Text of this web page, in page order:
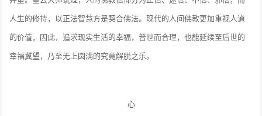
人生的修持，以正法智慧方是契合佛法。现代的人间佛教更加重视人道
的价值，因此，追求现实生活的幸福，普世而合理，也能延续至后世的
幸福冀望，乃至无上圆满的究竟解脱之乐。
心